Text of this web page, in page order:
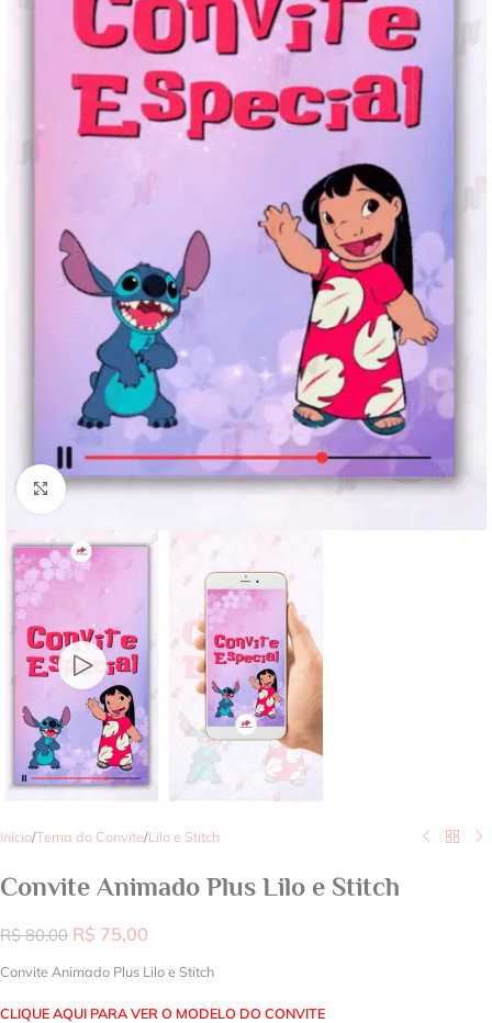
Clique para ampliar
Início/Tema do Convite/Lilo e Stitch
Convite Animado Plus Lilo e Stitch
R$80,00 R$ 75,00
Convite Animado Plus Lilo e Stitch
CLIQUE AQUI PARA VER O MODELO DO CONVITE